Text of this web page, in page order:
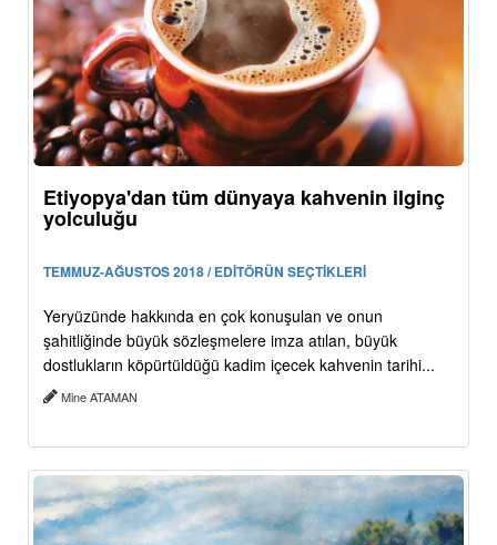
Etiyopya'dan tüm dünyaya kahvenin ilginç
yolculuğu
TEMMUZ-AĞUSTOS 2018 / EDİTÖRÜN SEÇTİKLERİ
Yeryüzünde hakkında en çok konuşulan ve onun
şahitliğinde büyük sözleşmelere imza atılan, büyük
dostlukların köpürtüldüğü kadim içecek kahvenin tarihi...
Mine ATAMAN